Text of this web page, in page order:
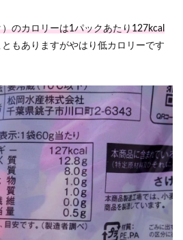
のカロリーは1パックあたり127kcal
もありますがやはり低カロリーです